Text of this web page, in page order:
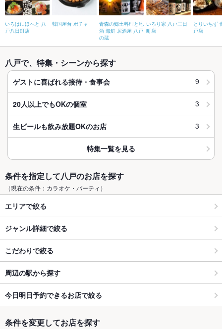
いろはにほへと 八
戸八日町店
韓国屋台 ポチャ
青森の郷土料理と地
酒 海鮮 居酒屋 八戸
の蔵
いろり家 八戸三日
町店
とりいちず
戸店
八戸で、特集・シーンから探す
ゲストに喜ばれる接待・食事会 9
20人以上でもOKの個室 3
生ビールも飲み放題OKのお店 3
特集一覧を見る
条件を指定して八戸のお店を探す
（現在の条件：カラオケ・パーティ）
エリアで絞る
ジャンル詳細で絞る
こだわりで絞る
周辺の駅から探す
今日明日予約できるお店で絞る
条件を変更してお店を探す